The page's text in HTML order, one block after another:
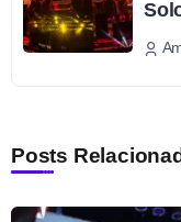
Posts